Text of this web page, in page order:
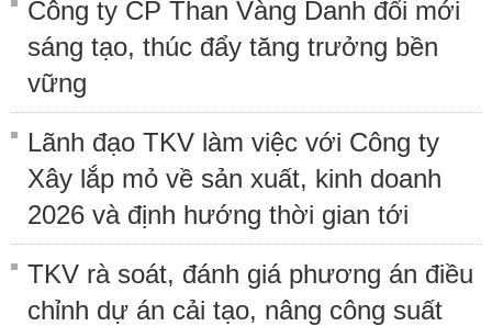
Công ty CP Than Vàng Danh đổi mới
sáng tạo, thúc đẩy tăng trưởng bền
vững
Lãnh đạo TKV làm việc với Công ty
Xây lắp mỏ về sản xuất, kinh doanh
2026 và định hướng thời gian tới
TKV rà soát, đánh giá phương án điều
chỉnh dự án cải tạo, nâng công suất